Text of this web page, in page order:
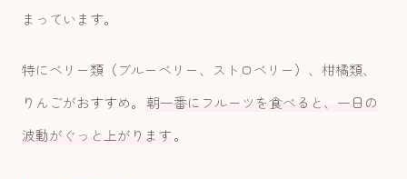
まっています。
特にベリー類（ブルーベリー、ストロベリー）、柑橘類、
りんごがおすすめ。 朝一番にフルーツを食べると、一日の
波動がぐっと上がります。